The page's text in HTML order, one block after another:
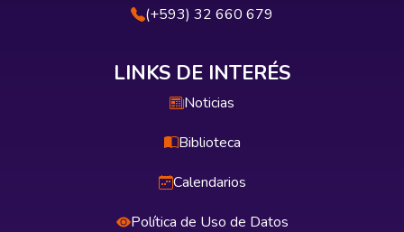
(+593) 32 660 679
LINKS DE INTERÉS
Noticias
Biblioteca
Calendarios
Política de Uso de Datos